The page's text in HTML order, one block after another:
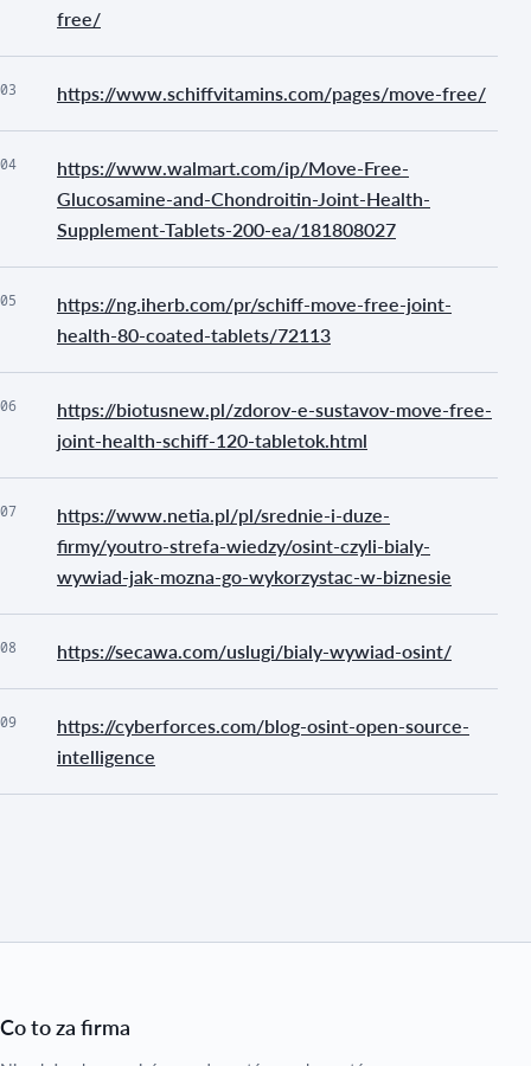
free/
03 https://www.schiffvitamins.com/pages/move-free/
04
https://www.walmart.com/ip/Move-Free-
Glucosamine-and-Chondroitin-Joint-Health-
Supplement-Tablets-200-ea/181808027
05
https://ng.iherb.com/pr/schiff-move-free-joint-
health-80-coated-tablets/72113
06
https://biotusnew.pl/zdorov-e-sustavov-move-free-
joint-health-schiff-120-tabletok.html
07
https://www.netia.pl/pl/srednie-i-duze-
firmy/youtro-strefa-wiedzy/osint-czyli-bialy-
wywiad-jak-mozna-go-wykorzystac-w-biznesie
08 https://secawa.com/uslugi/bialy-wywiad-osint/
09
https://cyberforces.com/blog-osint-open-source-
intelligence
Co to za firma